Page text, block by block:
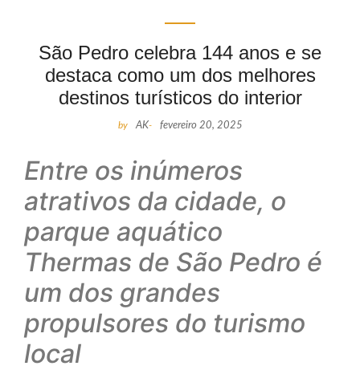
São Pedro celebra 144 anos e se
destaca como um dos melhores
destinos turísticos do interior
by AK- fevereiro 20, 2025
Entre os inúmeros
atrativos da cidade, o
parque aquático
Thermas de São Pedro é
um dos grandes
propulsores do turismo
local